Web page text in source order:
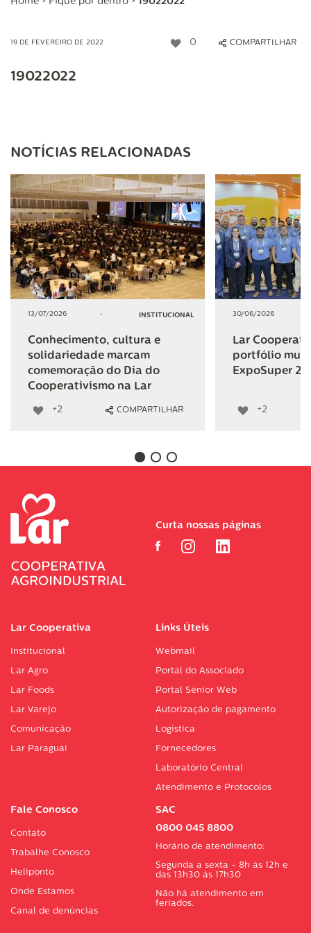
19 DE FEVEREIRO DE 2022 0 COMPARTILHAR
19022022
NOTÍCIAS RELACIONADAS
13/07/2026 - INSTITUCIONAL
Conhecimento, cultura e
solidariedade marcam
comemoração do Dia do
Cooperativismo na Lar
+2 COMPARTILHAR
30/06/2026
Lar
portfólio
ExpoSuper
+2
Lar Cooperativa
Institucional
Lar Agro
Lar Foods
Lar Varejo
Comunicação
Lar Paraguai
Links Úteis
Webmail
Portal do Associado
Portal Sénior Web
Autorização de pagamento
Logística
Fornecedores
Laboratório Central
Atendimento e Protocolos
Fale Conosco
Contato
Trabalhe Conosco
Heliponto
Onde Estamos
Canal de denúncias
SAC
0800 045 8800
Horário de atendimento:
Segunda a sexta - 8h às 12h e
das 13h30 às 17h30
Não há atendimento em
feriados.
Curta nossas páginas